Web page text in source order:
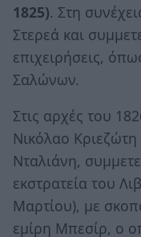
1825). Στη
Στερεά και
επιχειρήσεις,
Σαλώνων.
Στις αρχές του
Νικόλαο Κριεζώτη
Νταλιάνη,
εκστρατεία του
Μαρτίου), με
εμίρη Μπεσίρ, ο